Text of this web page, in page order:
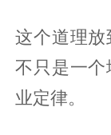
这个道理
不只是一
业定律。